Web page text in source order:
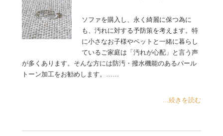
ソファを購入し、永く綺麗に保つ為に
も、汚れに対する予防策を考えます。特
に小さなお子様やペットと一緒に暮らし
ているご家庭は「汚れが心配」と言う声
が多くあります。そんな方には防汚・撥水機能のあるパール
トーン加工をお勧めします。……
...続きを読む